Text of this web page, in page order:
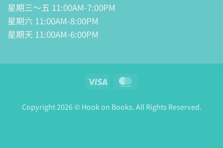
星期三～五 11:00AM-7:00PM
星期六 11:00AM-8:00PM
星期天 11:00AM-6:00PM
Visa
Copyright 2026 © Hook on Books. All Rights Reserved.